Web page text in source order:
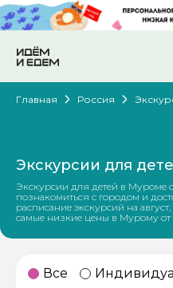
Главная Россия
Экскурсии для
Экскурсии для детей в Муроме
познакомиться с городом и
расписание экскурсий на
самые низкие цены в Мурому от
Все